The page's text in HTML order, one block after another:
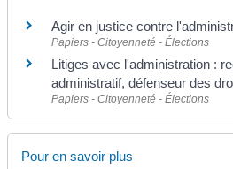
Agir en justice contre
Papiers - Citoyenneté - Élections
Litiges avec l'administration :
administratif, défenseur des
Papiers - Citoyenneté - Élections
Pour en savoir plus